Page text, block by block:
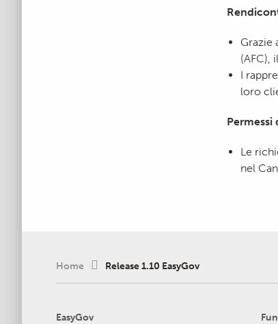
Grazie
(AFC),
I
loro
Le
nel
Home Release 1.10 EasyGov
EasyGov